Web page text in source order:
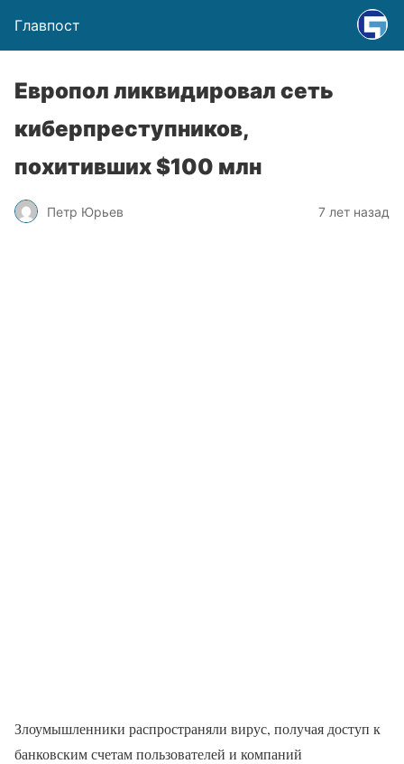
Главпост
Европол ликвидировал сеть
киберпреступников,
похитивших $100 млн
Петр Юрьев 7 лет назад
Злоумышленники распространяли вирус, получая доступ к
банковским счетам пользователей и компаний